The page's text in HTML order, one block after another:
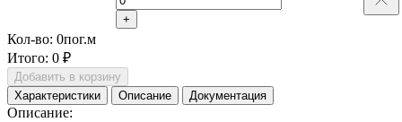
+
Кол-во: 0пог.м
Итого: 0 ₽
Добавить в корзину
Характеристики
Описание Документация
Описание: